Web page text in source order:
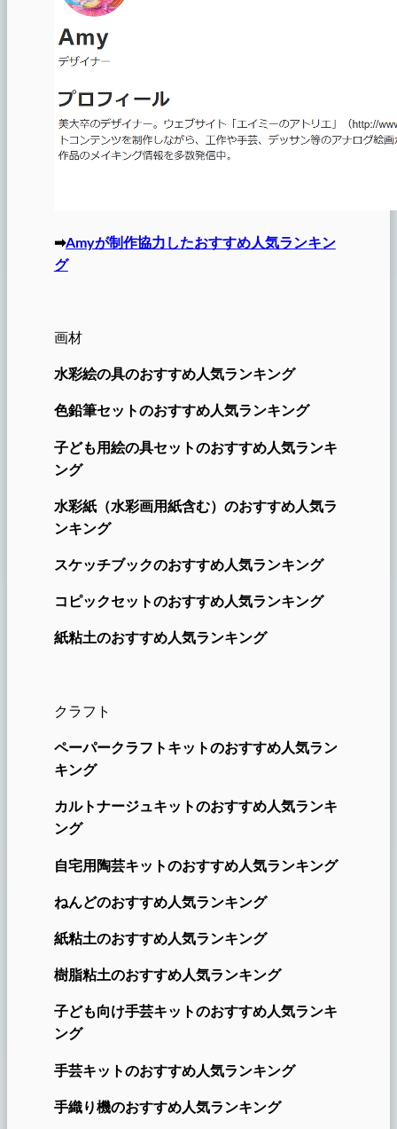
➡Amyが制作協力したおすすめ人気ランキン
グ
画材
水彩絵の具のおすすめ人気ランキング
色鉛筆セットのおすすめ人気ランキング
子ども用絵の具セットのおすすめ人気ランキ
ング
水彩紙（水彩画用紙含む）のおすすめ人気ラ
ンキング
スケッチブックのおすすめ人気ランキング
コピックセットのおすすめ人気ランキング
紙粘土のおすすめ人気ランキング
クラフト
ペーパークラフトキットのおすすめ人気ラン
キング
カルトナージュキットのおすすめ人気ランキ
ング
自宅用陶芸キットのおすすめ人気ランキング
ねんどのおすすめ人気ランキング
紙粘土のおすすめ人気ランキング
樹脂粘土のおすすめ人気ランキング
子ども向け手芸キットのおすすめ人気ランキ
ング
手芸キットのおすすめ人気ランキング
手織り機のおすすめ人気ランキング